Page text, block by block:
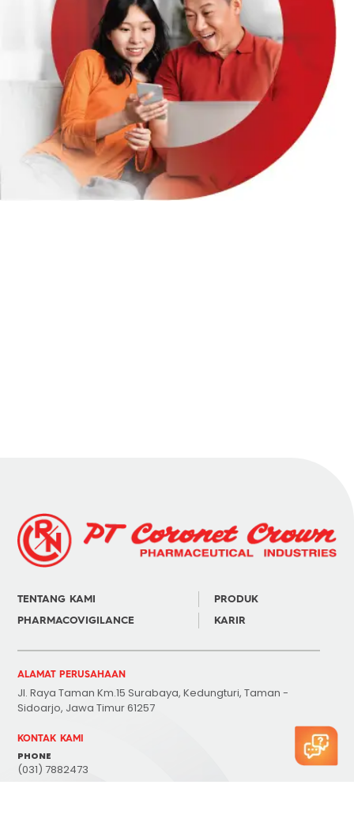
TENTANG KAMI
PRODUK
PHARMACOVIGILANCE
KARIR
ALAMAT PERUSAHAAN
Jl. Raya Taman Km.15 Surabaya, Kedungturi, Taman -
Sidoarjo, Jawa Timur 61257
KONTAK KAMI
PHONE
(031) 7882473